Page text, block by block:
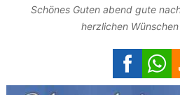
Schönes Guten abend gute
herzlichen